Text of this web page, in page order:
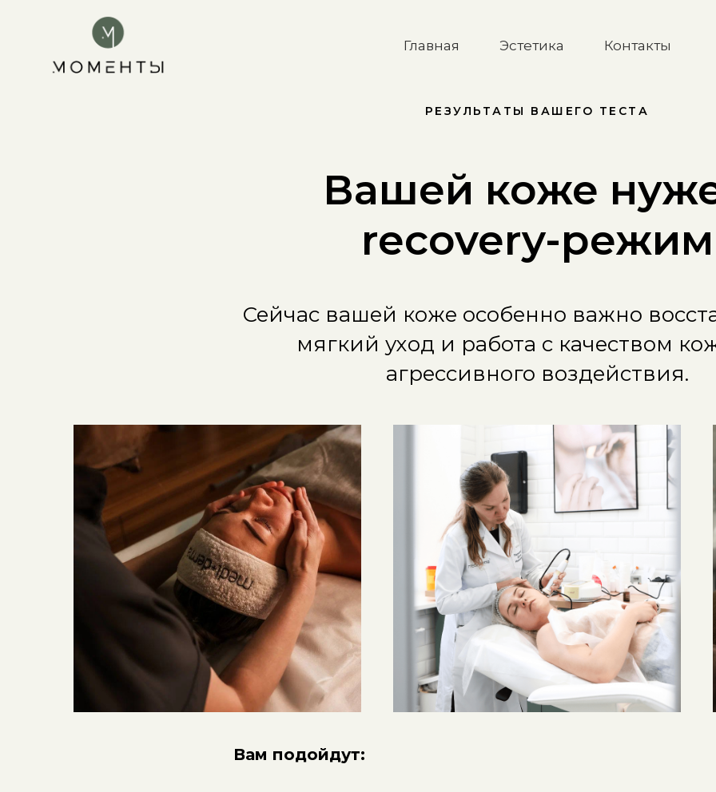
Главная Эстетика Контакты
РЕЗУЛЬТАТЫ ВАШЕГО ТЕСТА
Вашей коже
recovery-режим
Сейчас вашей коже особенно важно
мягкий уход и работа с качеством
агрессивного воздействия.
Вам подойдут: